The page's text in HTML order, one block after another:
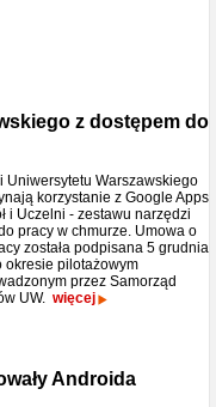
z dostępem do
Uniwersytetu Warszawskiego
korzystanie z Google Apps
i Uczelni - zestawu narzędzi
pracy w chmurze. Umowa o
została podpisana 5 grudnia
okresie pilotażowym
przez Samorząd
UW. więcej
Androida